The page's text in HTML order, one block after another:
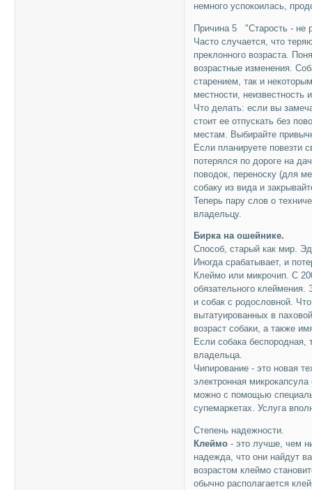
немного успокоилась,
Причина 5 "Старость - не
Часто случается, что
преклонного возраста.
возрастные изменения.
старением, так и
местности, неизвестность
Что делать: если вы
стоит ее отпускать без
местам. Выбирайте
Если планируете повезти
потерялся по дороге на
поводок, переноску (для
собаку из вида и
Теперь пару слов о
владельцу.
Бирка на ошейнике.
Способ, старый как мир.
Иногда срабатывает, и
Клеймо или микрочип. С
обязательного
и собак с родословной.
вытатуированных в
возраст собаки, а также
Если собака
владельца.
Чипирование - это новая
электронная
можно с помощью
супемаркетах. Услуга
Степень надежности.
Клеймо - это лучше, чем
надежда, что они найдут
возрастом клеймо
обычно располагается